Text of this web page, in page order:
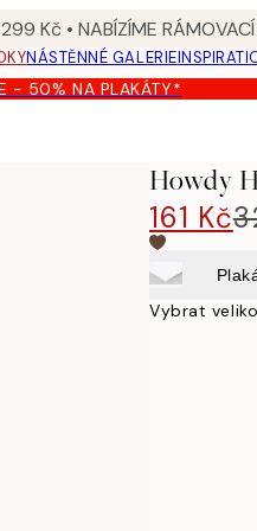
Kč • NABÍZÍME
NÁSTĚNNÉ GALERIE
- 50% NA PLAKÁTY*
Howdy
161 Kč
Vybrat